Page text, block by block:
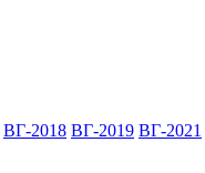
ВГ-2018 ВГ-2019 ВГ-2021